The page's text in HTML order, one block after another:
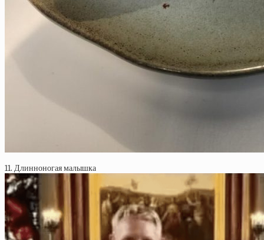
11. Длинноногая малышка